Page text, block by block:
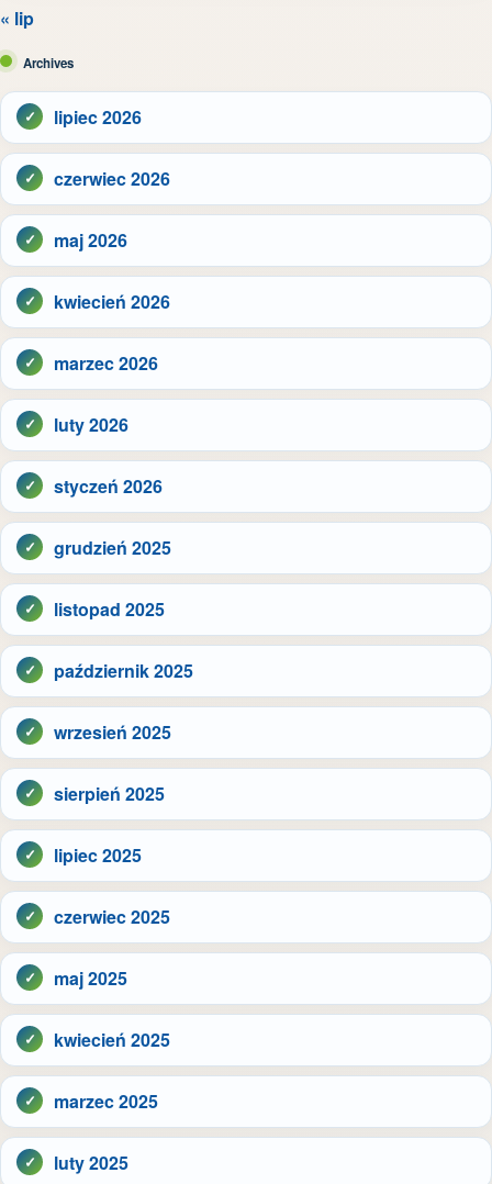
« lip
Archives
lipiec 2026
czerwiec 2026
maj 2026
kwiecień 2026
marzec 2026
luty 2026
styczeń 2026
grudzień 2025
listopad 2025
październik 2025
wrzesień 2025
sierpień 2025
lipiec 2025
czerwiec 2025
maj 2025
kwiecień 2025
marzec 2025
luty 2025